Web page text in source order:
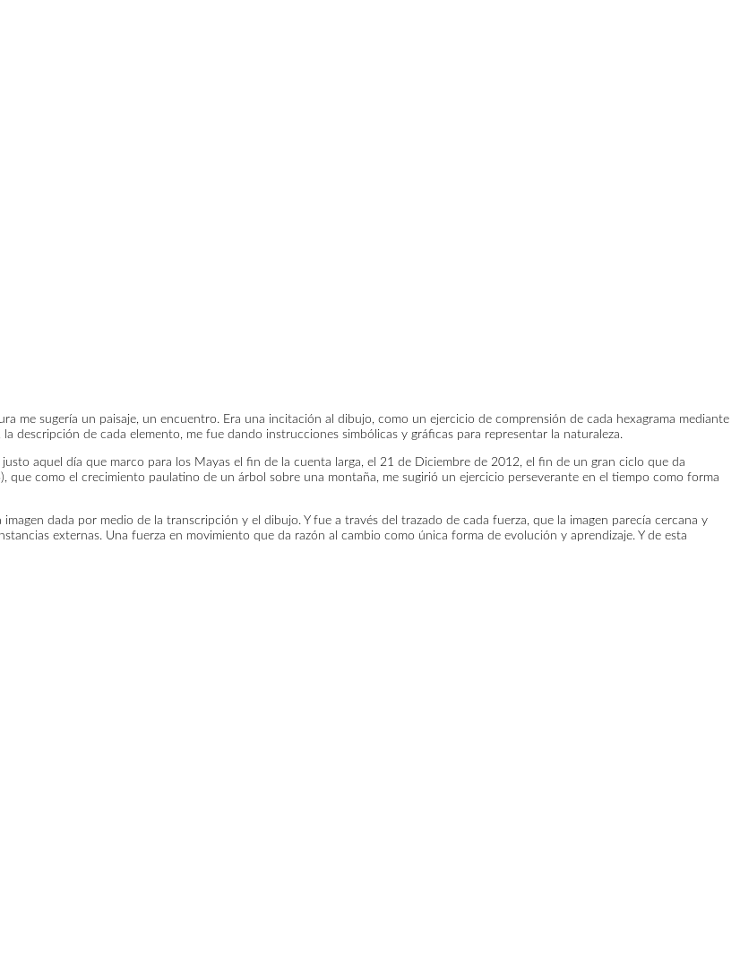
me sugería un paisaje, un encuentro. Era una incitación al dibujo, como un ejercicio de comprensión de cada hexagrama mediante
descripción de cada elemento, me fue dando instrucciones simbólicas y gráficas para representar la naturaleza.
aquel día que marco para los Mayas el fin de la cuenta larga, el 21 de Diciembre de 2012, el fin de un gran ciclo que da
que como el crecimiento paulatino de un árbol sobre una montaña, me sugirió un ejercicio perseverante en el tiempo como forma
dada por medio de la transcripción y el dibujo. Y fue a través del trazado de cada fuerza, que la imagen parecía cercana y
externas. Una fuerza en movimiento que da razón al cambio como única forma de evolución y aprendizaje. Y de esta